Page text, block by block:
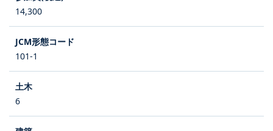
14,300
101-1
6